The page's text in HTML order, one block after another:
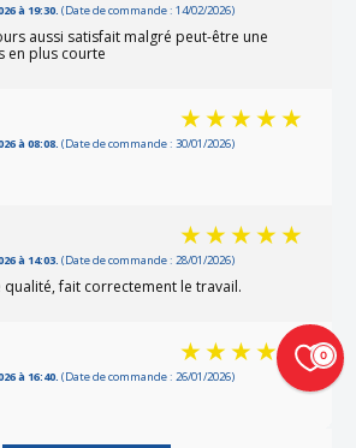
à 19:30. (Date de commande : 14/02/2026)
aussi satisfait malgré peut-être une
en plus courte
à 08:08. (Date de commande : 30/01/2026)
à 14:03. (Date de commande : 28/01/2026)
qualité, fait correctement le travail.
à 16:40. (Date de commande : 26/01/2026)
0